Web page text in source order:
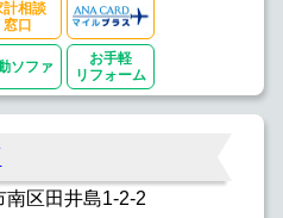
計相談
窓口
ソファ
お手軽
リフォーム
南区田井島1-2-2